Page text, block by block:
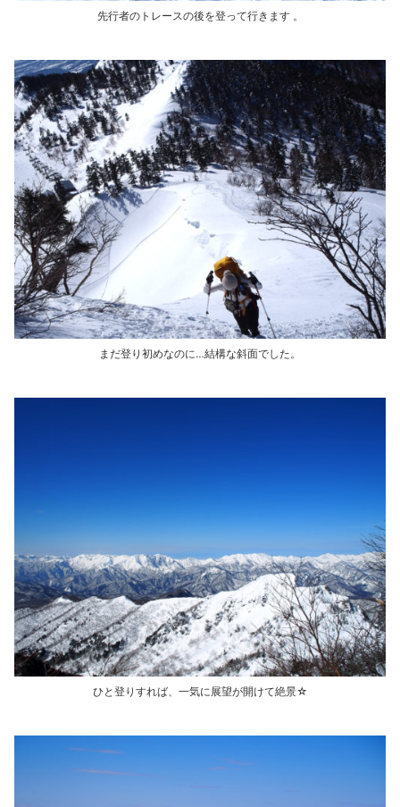
先行者のトレースの後を登って行きます 。
まだ登り初めなのに…結構な斜面でした。
ひと登りすれば、一気に展望が開けて絶景☆